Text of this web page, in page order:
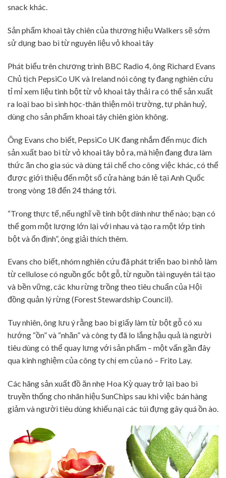
snack khác.
Sản phẩm khoai tây chiên của thương hiệu Walkers sẽ sớm
sử dụng bao bì từ nguyên liệu vỏ khoai tây
Phát biểu trên chương trình BBC Radio 4, ông Richard Evans
Chủ tịch PepsiCo UK và Ireland nói công ty đang nghiên cứu
tỉ mỉ xem liệu tinh bột từ vỏ khoai tây thải ra có thể sản xuất
ra loại bao bì sinh học-thân thiện môi trường, tự phân huỷ,
dùng cho sản phẩm khoai tây chiên giòn không.
Ông Evans cho biết, PepsiCo UK đang nhắm đến mục đích
sản xuất bao bì từ vỏ khoai tây bỏ ra, mà hiện đang đưa làm
thức ăn cho gia súc và dùng tái chế cho công việc khác, có thể
được giới thiệu đến một số cửa hàng bán lẻ tại Anh Quốc
trong vòng 18 đến 24 tháng tới.
“Trong thực tế, nếu nghĩ về tinh bột dính như thế nào; bạn có
thể gom một lượng lớn lại với nhau và tạo ra một lớp tinh
bột và ổn định”, ông giải thích thêm.
Evans cho biết, nhóm nghiên cứu đã phát triển bao bì nhỏ làm
từ cellulose có nguồn gốc bột gỗ, từ nguồn tài nguyên tái tạo
và bền vững, các khu rừng trồng theo tiêu chuẩn của Hội
đồng quản lý rừng (Forest Stewardship Council).
Tuy nhiên, ông lưu ý rằng bao bì giấy làm từ bột gỗ có xu
hướng “ồn” và “nhăn” và công ty đã lo lắng hậu quả là người
tiêu dùng có thể quay lưng với sản phẩm – một vấn gần đây
qua kinh nghiệm của công ty chị em của nó – Frito Lay.
Các hãng sản xuất đồ ăn nhẹ Hoa Kỳ quay trở lại bao bì
truyền thống cho nhãn hiệu SunChips sau khi việc bán hàng
giảm và người tiêu dùng khiếu nại các túi đựng gây quá ồn ào.